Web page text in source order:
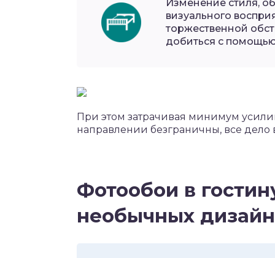
Изменение стиля,
визуального
торжественной
добиться с
При этом затрачивая минимум
направлении безграничны, все
Фотообои в
необычных